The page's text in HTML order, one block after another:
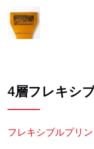
4層フレキシ
フレキシブルプリ